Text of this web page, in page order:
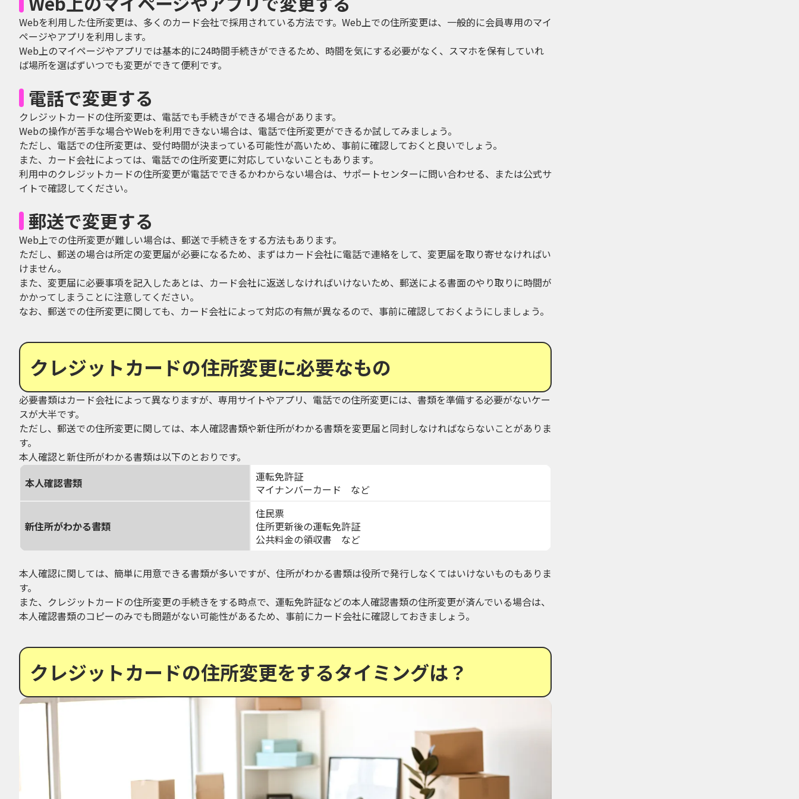
Webを利用した住所変更は、多くのカード会社で採用されている方法です。Web上での住所変更は、一般的に会員専用のマイ
ページやアプリを利用します。
Web上のマイページやアプリでは基本的に24時間手続きができるため、時間を気にする必要がなく、スマホを保有していれ
ば場所を選ばずいつでも変更ができて便利です。
電話で変更する
クレジットカードの住所変更は、電話でも手続きができる場合があります。
Webの操作が苦手な場合やWebを利用できない場合は、電話で住所変更ができるか試してみましょう。
ただし、電話での住所変更は、受付時間が決まっている可能性が高いため、事前に確認しておくと良いでしょう。
また、カード会社によっては、電話での住所変更に対応していないこともあります。
利用中のクレジットカードの住所変更が電話でできるかわからない場合は、サポートセンターに問い合わせる、または公式サ
イトで確認してください。
郵送で変更する
Web上での住所変更が難しい場合は、郵送で手続きをする方法もあります。
ただし、郵送の場合は所定の変更届が必要になるため、まずはカード会社に電話で連絡をして、変更届を取り寄せなければい
けません。
また、変更届に必要事項を記入したあとは、カード会社に返送しなければいけないため、郵送による書面のやり取りに時間が
かかってしまうことに注意してください。
なお、郵送での住所変更に関しても、カード会社によって対応の有無が異なるので、事前に確認しておくようにしましょう。
クレジットカードの住所変更に必要なもの
必要書類はカード会社によって異なりますが、専用サイトやアプリ、電話での住所変更には、書類を準備する必要がないケー
スが大半です。
ただし、郵送での住所変更に関しては、本人確認書類や新住所がわかる書類を変更届と同封しなければならないことがありま
す。
本人確認と新住所がわかる書類は以下のとおりです。
本人確認書類
運転免許証
マイナンバーカード など
新住所がわかる書類
住民票
住所更新後の運転免許証
公共料金の領収書 など
本人確認に関しては、簡単に用意できる書類が多いですが、住所がわかる書類は役所で発行しなくてはいけないものもありま
す。
また、クレジットカードの住所変更の手続きをする時点で、運転免許証などの本人確認書類の住所変更が済んでいる場合は、
本人確認書類のコピーのみでも問題がない可能性があるため、事前にカード会社に確認しておきましょう。
クレジットカードの住所変更をするタイミングは？